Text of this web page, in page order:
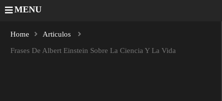
MENU
Home Articulos
Frases De Albert Einstein Sobre La Ciencia Y La Vida